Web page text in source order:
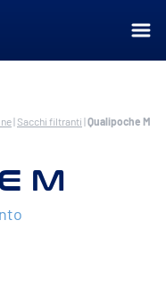
| Sacchi filtranti |Qualipoche M
M